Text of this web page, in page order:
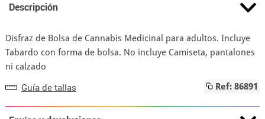
Descripción
Disfraz de Bolsa de Cannabis Medicinal para adultos. Incluye
Tabardo con forma de bolsa. No incluye Camiseta, pantalones
ni calzado
Guía de tallas Ref: 86891